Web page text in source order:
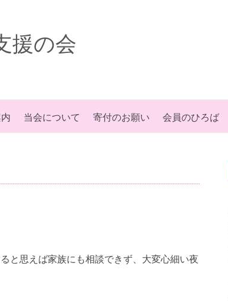
援の会
当会について 寄付のお願い 会員のひろば
と思えば家族にも相談できず、大変心細い夜